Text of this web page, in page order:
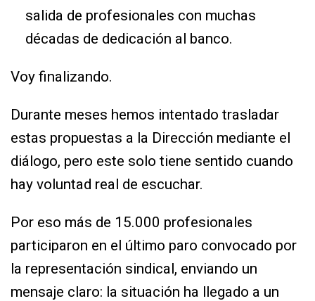
salida de profesionales con muchas
décadas de dedicación al banco.
Voy finalizando.
Durante meses hemos intentado trasladar
estas propuestas a la Dirección mediante el
diálogo, pero este solo tiene sentido cuando
hay voluntad real de escuchar.
Por eso más de 15.000 profesionales
participaron en el último paro convocado por
la representación sindical, enviando un
mensaje claro: la situación ha llegado a un